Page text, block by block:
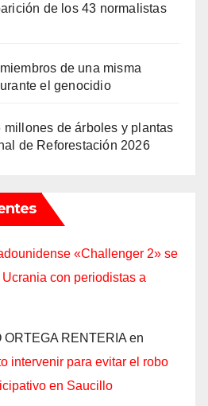
de los 43 normalistas
de una misma
el genocidio
millones de árboles y plantas
de Reforestación 2026
«Challenger 2» se
con periodistas a
ORTEGA RENTERIA en
intervenir para evitar el robo
en Saucillo